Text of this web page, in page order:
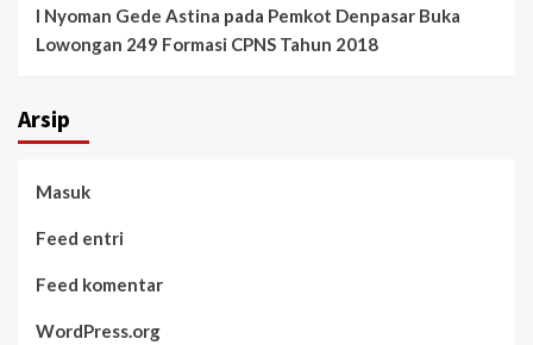
I Nyoman Gede Astina pada Pemkot Denpasar Buka
Lowongan 249 Formasi CPNS Tahun 2018
Arsip
Masuk
Feed entri
Feed komentar
WordPress.org